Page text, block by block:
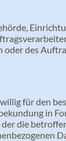
des
für den
in
die